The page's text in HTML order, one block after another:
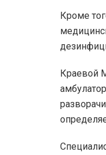
Кроме
Краевой